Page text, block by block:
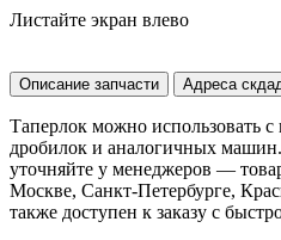
Листайте экран влево
Описание запчасти Адреса
Таперлок можно использовать
дробилок и аналогичных
уточняйте у менеджеров —
Москве, Санкт-Петербурге,
также доступен к заказу с